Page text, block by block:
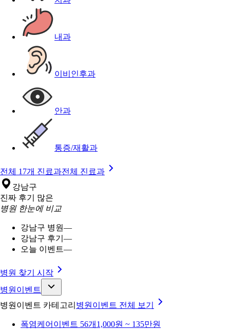
내과
이비인후과
안과
통증/재활과
전체 17개 진료과전체 진료과
강남구
진짜 후기 많은
병원 한눈에 비교
강남구 병원—
강남구 후기 —
오늘 이벤트—
병원 찾기 시작
병원이벤트
병원이벤트 카테고리 병원이벤트 전체 보기
폭염케어 이벤트 56개 1,000원 ~ 135만원